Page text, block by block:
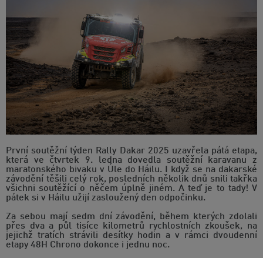
První soutěžní týden Rally Dakar 2025 uzavřela pátá etapa,
která ve čtvrtek 9. ledna dovedla soutěžní karavanu z
maratonského bivaku v Úle do Háilu. I když se na dakarské
závodění těšili celý rok, posledních několik dnů snili takřka
všichni soutěžící o něčem úplně jiném. A teď je to tady! V
pátek si v Háilu užijí zasloužený den odpočinku.
Za sebou mají sedm dní závodění, během kterých zdolali
přes dva a půl tisíce kilometrů rychlostních zkoušek, na
jejichž tratích strávili desítky hodin a v rámci dvoudenní
etapy 48H Chrono dokonce i jednu noc.